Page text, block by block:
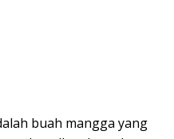
buah mangga yang